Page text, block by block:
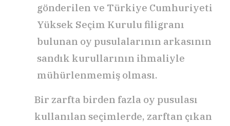
gönderilen ve Türkiye Cumhuriyeti
Yüksek Seçim Kurulu filigranı
bulunan oy pusulalarının arkasının
sandık kurullarının ihmaliyle
mühürlenmemiş olması.
Bir zarfta birden fazla oy pusulası
kullanılan seçimlerde, zarftan çıkan